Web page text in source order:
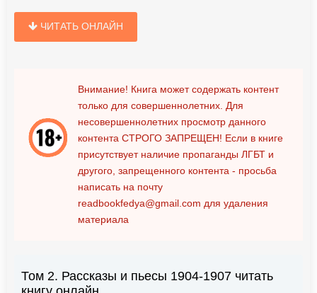
ЧИТАТЬ ОНЛАЙН
Внимание! Книга может содержать контент
только для совершеннолетних. Для
несовершеннолетних просмотр данного
контента СТРОГО ЗАПРЕЩЕН! Если в книге
присутствует наличие пропаганды ЛГБТ и
другого, запрещенного контента - просьба
написать на почту
readbookfedya@gmail.com для удаления
материала
Том 2. Рассказы и пьесы 1904-1907 читать